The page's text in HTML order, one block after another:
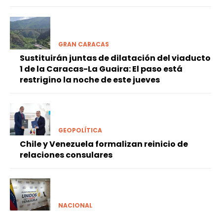
GRAN CARACAS
Sustituirán juntas de dilatación del viaducto
1 de la Caracas-La Guaira: El paso está
restrigino la noche de este jueves
GEOPOLÍTICA
Chile y Venezuela formalizan reinicio de
relaciones consulares
NACIONAL